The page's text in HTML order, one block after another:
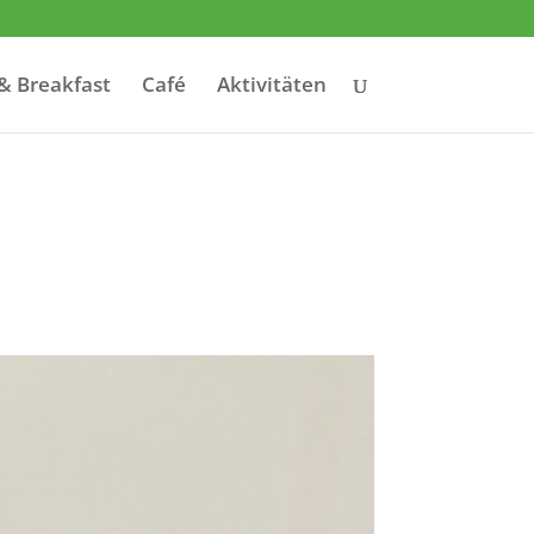
Breakfast Café Aktivitäten